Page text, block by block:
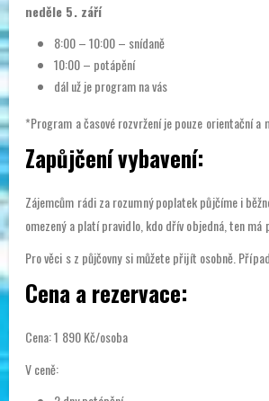
neděle 5. září
8:00 – 10:00 – snídaně
10:00 – potápění
dál už je program na vás
*Program a časové rozvržení je pouze orientační a
Zapůjčení vybavení:
Zájemcům rádi za rozumný poplatek půjčíme i
omezený a platí pravidlo, kdo dřív objedná, ten má
Pro věci s z půjčovny si můžete přijít osobně.
Cena a rezervace:
Cena: 1 890 Kč/osoba
V ceně: